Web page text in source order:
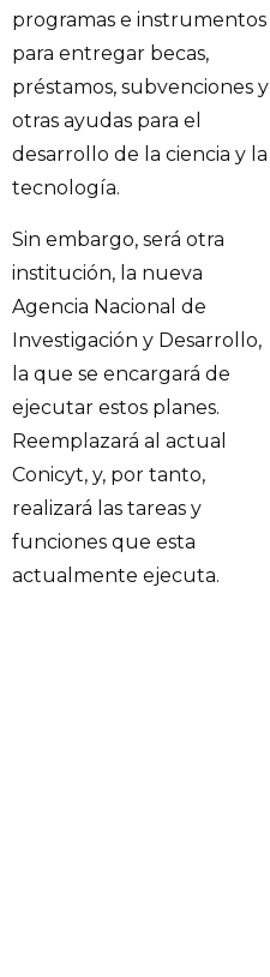
programas e instrumentos
para entregar becas,
préstamos, subvenciones y
otras ayudas para el
desarrollo de la ciencia y la
tecnología.
Sin embargo, será otra
institución, la nueva
Agencia Nacional de
Investigación y Desarrollo,
la que se encargará de
ejecutar estos planes.
Reemplazará al actual
Conicyt, y, por tanto,
realizará las tareas y
funciones que esta
actualmente ejecuta.